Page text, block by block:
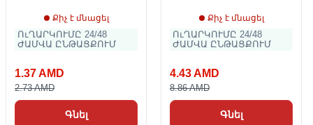
Քիչ է մնացել
ՈւՂԱՐԿՈՒՄԸ 24/48
ԺԱՄՎԱ ԸՆԹԱՑՔՈՒՄ
1.37 AMD
2.73 AMD
Գնել
Քիչ է մնացել
ՈւՂԱՐԿՈՒՄԸ 24/48
ԺԱՄՎԱ ԸՆԹԱՑՔՈՒՄ
4.43 AMD
8.86 AMD
Գնել